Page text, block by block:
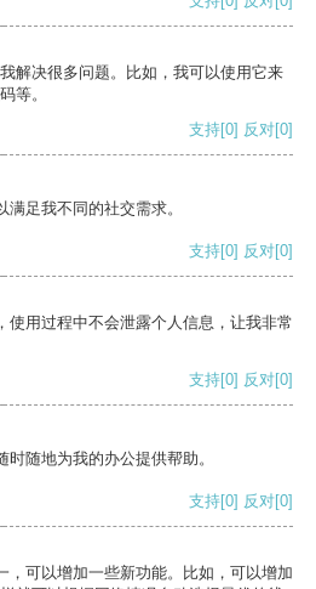
解决很多问题。比如，我可以使用它来
等。
支持[0] 反对[0]
足我不同的社交需求。
支持[0] 反对[0]
使用过程中不会泄露个人信息，让我非常
支持[0] 反对[0]
随地为我的办公提供帮助。
支持[0] 反对[0]
，可以增加一些新功能。比如，可以增加